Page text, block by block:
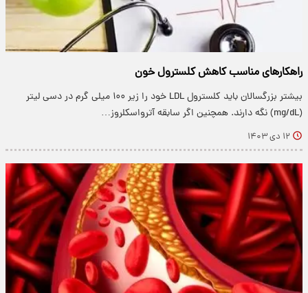
راهکارهای مناسب کاهش کلسترول خون
بیشتر بزرگسالان باید کلسترول LDL خود را زیر ۱۰۰ میلی گرم در دسی لیتر
(mg/dL) نگه دارند. همچنین اگر سابقه آترواسکلروز…
۱۲ دی ۱۴۰۳